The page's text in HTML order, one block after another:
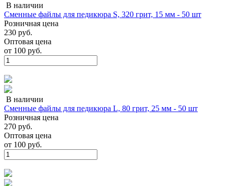
В наличии
Сменные файлы для педикюра S, 320 грит, 15 мм - 50 шт
Розничная цена
230 руб.
Оптовая цена
от 100 руб.
В наличии
Сменные файлы для педикюра L, 80 грит, 25 мм - 50 шт
Розничная цена
270 руб.
Оптовая цена
от 100 руб.